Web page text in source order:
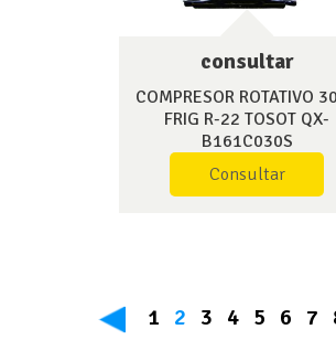
consultar
COMPRESOR ROTATIVO
FRIG R-22 TOSOT QX-
B161C030S
Consultar
1 2 3 4 5 6 7